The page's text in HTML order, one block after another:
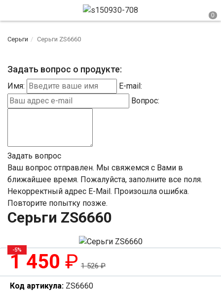
Серьги Серьги ZS6660
Задать вопрос о продукте:
Имя:
E-mail:
Вопрос:
Задать вопрос
Ваш вопрос отправлен. Мы свяжемся с Вами в
ближайшее время. Пожалуйста, заполните все поля.
Некорректный адрес E-Mail. Произошла ошибка.
Повторите попытку позже.
Серьги ZS6660
-5%
1 450 ₽ 1 526₽
Код артикула: ZS6660